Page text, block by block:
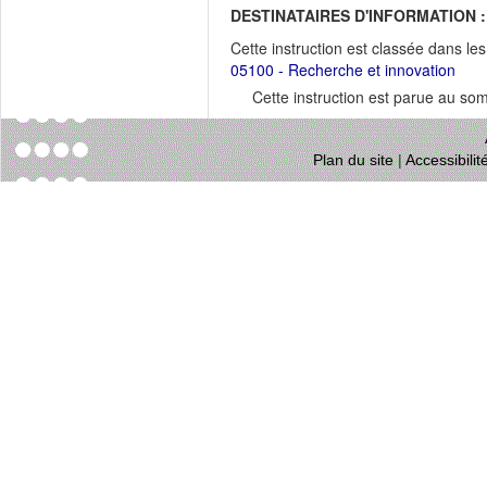
DESTINATAIRES D'INFORMATION :
Cette instruction est classée dans
05100 - Recherche et innovation
Cette instruction est parue au
Plan du site|